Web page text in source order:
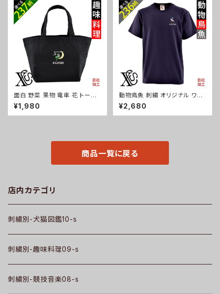
ミニバッグ 軽量 子供 グレー グ
ッズ 文字 面白い おもしろ 卒団
記念品 部活 卒業 ori-aw-bag
2-g08-s
自社ブランド 父の日 お祭り トッ
プス グッズ 文字 面白い おもし
ろ 卒団 記念品 部活 卒業 ori-a
m-tst2-g08-s
面白 野菜 果物 電車 花 トート
バッグ リアル 刺繍 プレゼント
ワンポイント ミニトートバッグ レ
ディース キッズ メンズ キャンバ
¥1,980
動物鳥魚 刺繍 オリジナル ワン
ポイント 5.6oz 半袖 Tシャツ
メンズ ロゴ おしゃれ tシャツ カ
ットソー 自社ブランド 父の日 柄
¥2,680
商品一覧に戻る
店内カテゴリ
刺繍別-犬猫図鑑10-s
刺繍別-趣味料理09-s
刺繍別-競技音楽08-s